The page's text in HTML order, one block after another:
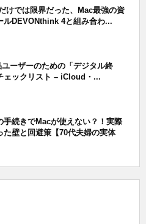
けでは限界だった、Mac最強の資
ルDEVONthink 4と組み合わ...
ーザーのための「デジタル終
ェックリスト – iCloud・...
手続きでMacが使えない？！実際
た壁と回避策【70代夫婦の実体